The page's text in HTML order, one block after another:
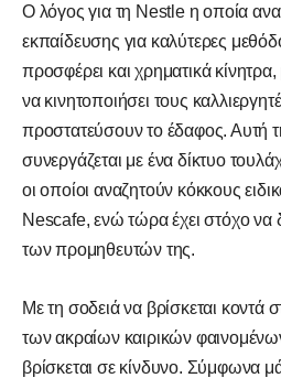
Ο λόγος για τη Nestle η οποία
εκπαίδευσης για καλύτερες
προσφέρει και χρηματικά
να κινητοποιήσει τους
προστατεύσουν το έδαφος. Αυτή
συνεργάζεται με ένα δίκτυο
οι οποίοι αναζητούν κόκκους
Nescafe, ενώ τώρα έχει στόχο να
των προμηθευτών της.
Με τη σοδειά να βρίσκεται κοντά
των ακραίων καιρικών
βρίσκεται σε κίνδυνο. Σύμφωνα